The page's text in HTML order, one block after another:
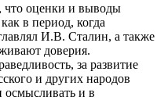
что оценки и выводы
в период, когда
И.В. Сталин, а также
доверия.
за развитие
и других народов
осмысливать и в